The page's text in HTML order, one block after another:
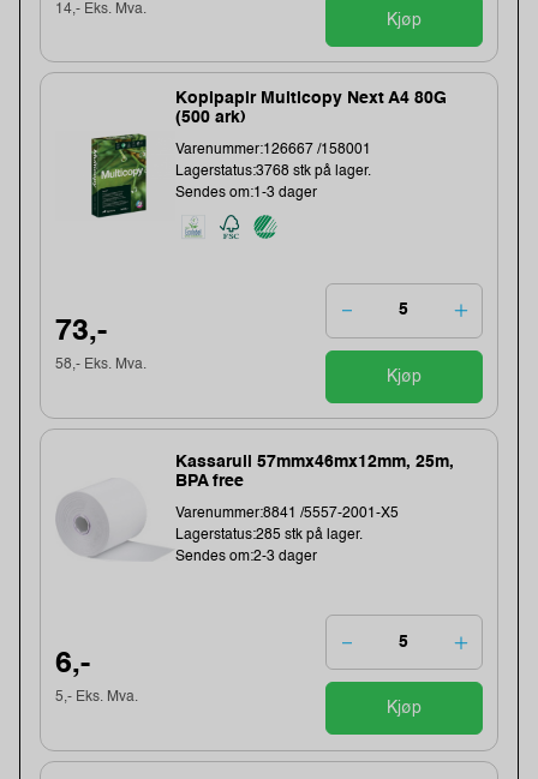
14,- Eks. Mva.
Kjøp
Kopipapir Multicopy Next A4 80G
(500 ark)
Varenummer:126667 /158001
Lagerstatus:3768 stk på lager.
Sendes om:1-3 dager
73,-
58,- Eks. Mva.
Kjøp
Kassarull 57mmx46mx12mm, 25m,
BPA free
Varenummer:8841 /5557-2001-X5
Lagerstatus:285 stk på lager.
Sendes om:2-3 dager
6,-
5,- Eks. Mva.
Kjøp